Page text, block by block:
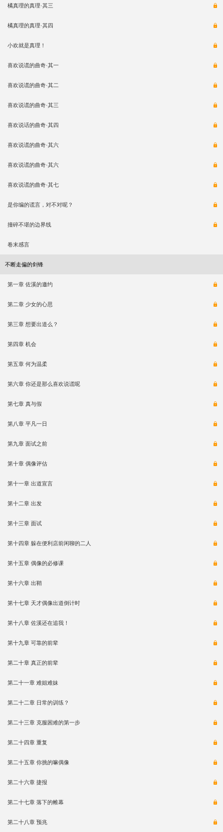
橘真理的真理·其三
橘真理的真理·其四
小欢就是真理！
喜欢说谎的曲奇·其一
喜欢说谎的曲奇·其二
喜欢说谎的曲奇·其三
喜欢说话的曲奇·其四
喜欢说谎的曲奇·其六
喜欢说谎的曲奇·其六
喜欢说谎的曲奇·其七
是你编的谎言，对不对呢？
撞碎不堪的边界线
卷末感言
不断走偏的剑锋
第一章 佐溪的邀约
第二章 少女的心思
第三章 想要出道么？
第四章 机会
第五章 何为温柔
第六章 你还是那么喜欢说谎呢
第七章 真与假
第八章 平凡一日
第九章 面试之前
第十章 偶像评估
第十一章 出道宣言
第十二章 出发
第十三章 面试
第十四章 躲在便利店前闲聊的二人
第十五章 偶像的必修课
第十六章 出鞘
第十七章 天才偶像出道倒计时
第十八章 佐溪还在追我！
第十九章 可靠的前辈
第二十章 真正的前辈
第二十一章 难姐难妹
第二十二章 日常的训练？
第二十三章 克服困难的第一步
第二十四章 重复
第二十五章 你挑的嘛偶像
第二十六章 捷报
第二十七章 落下的帷幕
第二十八章 预兆